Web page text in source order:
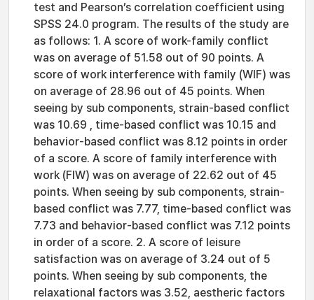
test and Pearson’s correlation coefficient using
SPSS 24.0 program. The results of the study are
as follows: 1. A score of work-family conflict
was on average of 51.58 out of 90 points. A
score of work interference with family (WIF) was
on average of 28.96 out of 45 points. When
seeing by sub components, strain-based conflict
was 10.69 , time-based conflict was 10.15 and
behavior-based conflict was 8.12 points in order
of a score. A score of family interference with
work (FIW) was on average of 22.62 out of 45
points. When seeing by sub components, strain-
based conflict was 7.77, time-based conflict was
7.73 and behavior-based conflict was 7.12 points
in order of a score. 2. A score of leisure
satisfaction was on average of 3.24 out of 5
points. When seeing by sub components, the
relaxational factors was 3.52, aestheric factors